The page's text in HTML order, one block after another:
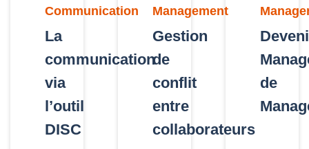
Communication
La
communication
via
l’outil
DISC
Management
Gestion
de
conflit
entre
collaborateurs
de